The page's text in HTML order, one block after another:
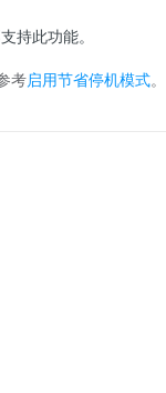
持此功能。
考启用节省停机模式。